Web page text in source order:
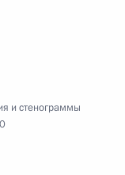
и стенограммы